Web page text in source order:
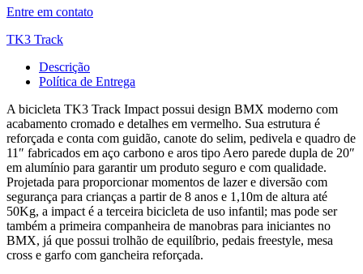
Entre em contato
TK3 Track
Descrição
Política de Entrega
A bicicleta TK3 Track Impact possui design BMX moderno com
acabamento cromado e detalhes em vermelho. Sua estrutura é
reforçada e conta com guidão, canote do selim, pedivela e quadro de
11″ fabricados em aço carbono e aros tipo Aero parede dupla de 20″
em alumínio para garantir um produto seguro e com qualidade.
Projetada para proporcionar momentos de lazer e diversão com
segurança para crianças a partir de 8 anos e 1,10m de altura até
50Kg, a impact é a terceira bicicleta de uso infantil; mas pode ser
também a primeira companheira de manobras para iniciantes no
BMX, já que possui trolhão de equilíbrio, pedais freestyle, mesa
cross e garfo com gancheira reforçada.